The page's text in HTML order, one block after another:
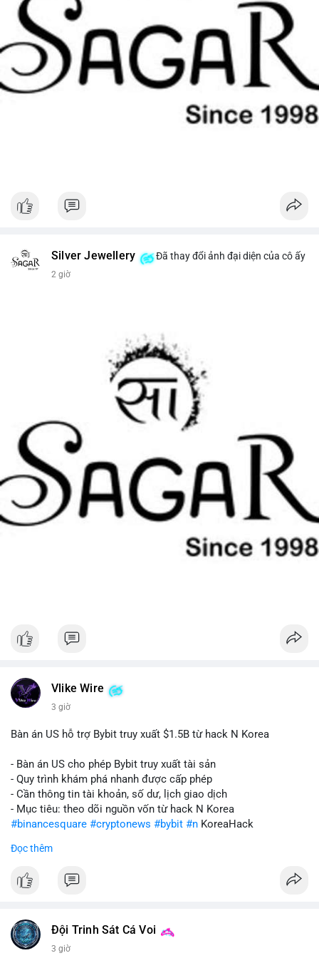
Silver Jewellery Đã thay đổi ảnh đại diện của cô ấy
2 giờ
Vlike Wire
3 giờ
Bàn án US hỗ trợ Bybit truy xuất $1.5B từ hack N Korea
- Bàn án US cho phép Bybit truy xuất tài sản
- Quy trình khám phá nhanh được cấp phép
- Cần thông tin tài khoản, số dư, lịch giao dịch
- Mục tiêu: theo dõi nguồn vốn từ hack N Korea
#binancesquare #cryptonews #bybit #n KoreaHack
$btc $eth
#vlikevn #titanbot
Đọc thêm
Đội Trinh Sát Cá Voi
3 giờ